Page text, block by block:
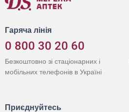
Гаряча лінія
0 800 30 20 60
Безкоштовно зі стаціонарних і
мобільних телефонів в Україні
Приєднуйтесь